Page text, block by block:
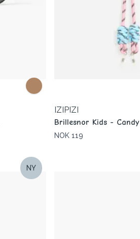
IZIPIZI
Brillesnor Kids - Candy
NOK 119
NY